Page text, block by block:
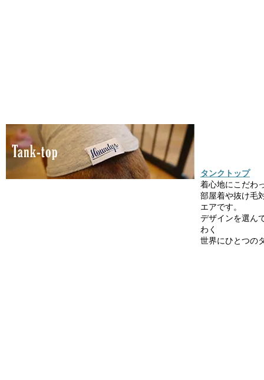
タンクトップ
着心地にこだわ
部屋着や抜け毛
エアです。
デザインを選ん
わく
世界にひとつの